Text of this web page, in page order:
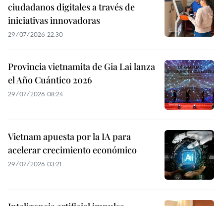
ciudadanos digitales a través de
iniciativas innovadoras
29/07/2026 22:30
Provincia vietnamita de Gia Lai lanza
el Año Cuántico 2026
29/07/2026 08:24
Vietnam apuesta por la IA para
acelerar crecimiento económico
29/07/2026 03:21